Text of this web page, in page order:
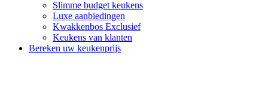
Slimme budget keukens
Luxe aanbiedingen
Kwakkenbos Exclusief
Keukens van klanten
Bereken uw keukenprijs